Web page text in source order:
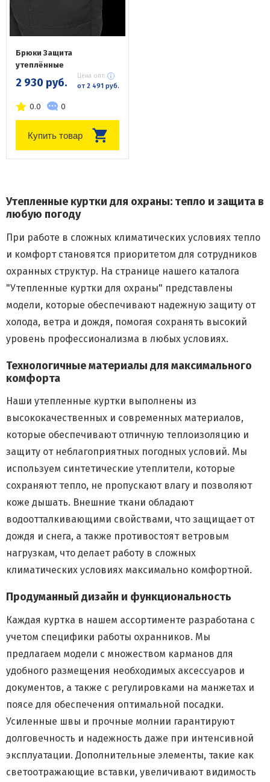
Брюки Защита
утеплённые
2 930 руб. Цена опт:
от 2 491 руб.
0.0 0
Купить товар
Утепленные куртки для охраны: тепло и защита в
любую погоду
При работе в сложных климатических условиях тепло
и комфорт становятся приоритетом для сотрудников
охранных структур. На странице нашего каталога
"Утепленные куртки для охраны" представлены
модели, которые обеспечивают надежную защиту от
холода, ветра и дождя, помогая сохранять высокий
уровень профессионализма в любых условиях.
Технологичные материалы для максимального
комфорта
Наши утепленные куртки выполнены из
высококачественных и современных материалов,
которые обеспечивают отличную теплоизоляцию и
защиту от неблагоприятных погодных условий. Мы
используем синтетические утеплители, которые
сохраняют тепло, не пропускают влагу и позволяют
коже дышать. Внешние ткани обладают
водоотталкивающими свойствами, что защищает от
дождя и снега, а также противостоят ветровым
нагрузкам, что делает работу в сложных
климатических условиях максимально комфортной.
Продуманный дизайн и функциональность
Каждая куртка в нашем ассортименте разработана с
учетом специфики работы охранников. Мы
предлагаем модели с множеством карманов для
удобного размещения необходимых аксессуаров и
документов, а также с регулировками на манжетах и
поясе для обеспечения оптимальной посадки.
Усиленные швы и прочные молнии гарантируют
долговечность и надежность даже при интенсивной
эксплуатации. Дополнительные элементы, такие как
светоотражающие вставки, увеличивают видимость